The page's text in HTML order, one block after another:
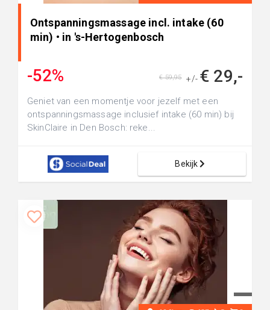
Ontspanningsmassage incl. intake (60
min) • in 's-Hertogenbosch
-52% +/- € 29,-
€ 59,95
Geniet van een momentje voor jezelf met een
ontspanningsmassage inclusief intake (60 min) bij
SkinClaire in Den Bosch: reke...
Bekijk